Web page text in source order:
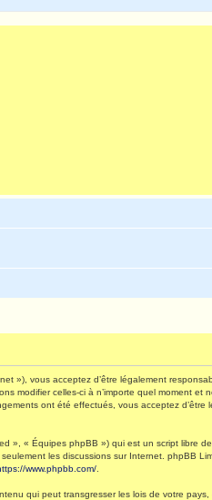
»), vous acceptez d’être légalement
modifier celles-ci à n’importe quel moment et
ont été effectués, vous acceptez
», « Équipes phpBB ») qui est un script libre
seulement les discussions sur Internet. phpBB
www.phpbb.com/
qui peut transgresser les lois de votre